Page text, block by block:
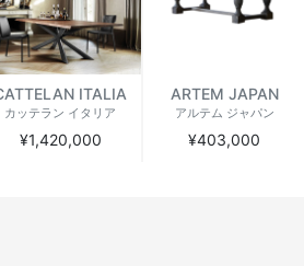
ITALIA
カッテラン イタリア
¥1,420,000
ARTEM JAPAN
アルテム ジャパン
¥403,000